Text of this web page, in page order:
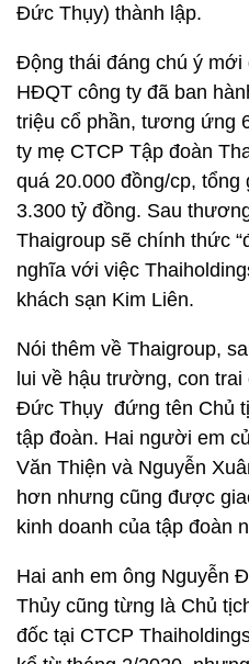
Đức Thụy) thành lập.
Động thái đáng chú ý mới
HĐQT công ty đã ban
triệu cổ phần, tương ứng
ty mẹ CTCP Tập đoàn
quá 20.000 đồng/cp,
3.300 tỷ đồng. Sau
Thaigroup sẽ chính thức
nghĩa với việc
khách sạn Kim Liên.
Nói thêm về Thaigroup,
lui về hậu trường, con
Đức Thụy đứng tên Chủ
tập đoàn. Hai người em
Văn Thiện và Nguyễn
hơn nhưng cũng được
kinh doanh của tập đoàn
Hai anh em ông Nguyễn
Thủy cũng từng là Chủ
đốc tại CTCP